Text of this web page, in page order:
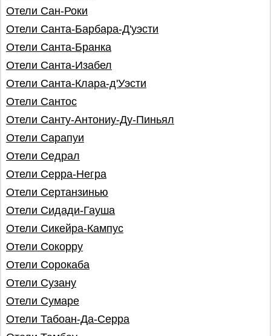
Отели Сан-Роки
Отели Санта-Барбара-Д'уэсти
Отели Санта-Бранка
Отели Санта-Изабел
Отели Санта-Клара-д'Уэсти
Отели Сантос
Отели Санту-Антониу-Ду-Пиньял
Отели Сарапуи
Отели Седрал
Отели Серра-Негра
Отели Сертанзинью
Отели Сидади-Гауша
Отели Сикейра-Кампус
Отели Сокорру
Отели Сорокаба
Отели Сузану
Отели Сумаре
Отели Табоан-Да-Серра